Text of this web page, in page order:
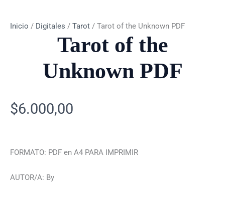
Inicio / Digitales / Tarot / Tarot of the Unknown PDF
Tarot of the
Unknown PDF
$6.000,00
FORMATO: PDF en A4 PARA IMPRIMIR
AUTOR/A: By